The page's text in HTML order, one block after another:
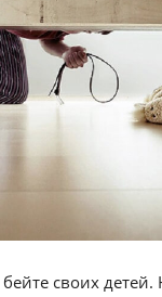
своих детей.